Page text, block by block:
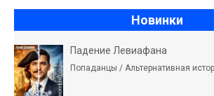
Новинки
Падение Левиафана
Попаданцы / Альтернативная